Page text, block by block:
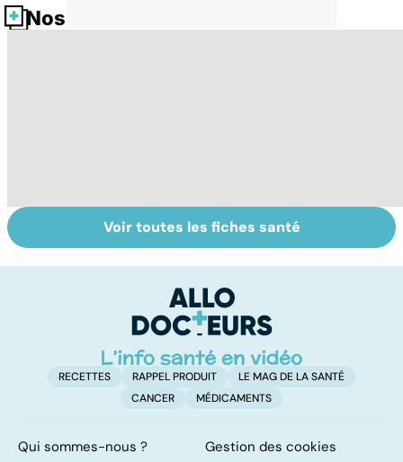
Nos fiches santé
Retrouver du
tonus grâce aux
Huiles
essentielles :
Voir toutes les fiches santé
RECETTES RAPPEL PRODUIT
LE MAG DE LA SANTÉ
CANCER
MÉDICAMENTS
Qui sommes-nous ?
Gestion des cookies